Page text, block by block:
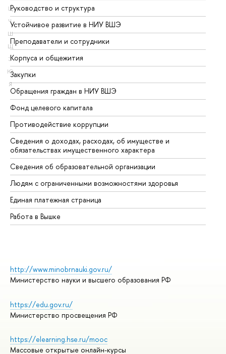
Ц
Ч
Ш
Щ
Э
Ю
Я
Руководство и структура
Устойчивое развитие в НИУ ВШЭ
Преподаватели и сотрудники
Корпуса и общежития
Закупки
Обращения граждан в НИУ ВШЭ
Фонд целевого капитала
Противодействие коррупции
Сведения о доходах, расходах, об имуществе и
обязательствах имущественного характера
Сведения об образовательной организации
Людям с ограниченными возможностями здоровья
Единая платежная страница
Работа в Вышке
http://www.minobrnauki.gov.ru/
Министерство науки и высшего образования РФ
https://edu.gov.ru/
Министерство просвещения РФ
https://elearning.hse.ru/mooc
Массовые открытые онлайн-курсы